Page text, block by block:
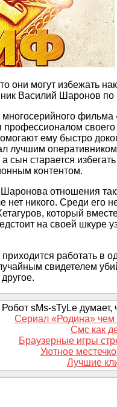
они могут избежать
Василий Шаронов
многосерийного
профессионалом
ему быстро
лучшим
сын старается
контентом.
отношения
нет никого. Среди
который
на своей шкуре
работать в
свидетелем
Робот sMs-sTyLe думает,
Сериал «Родина» чем
Смс как
Браузерные игры
Уютное
Лучшие